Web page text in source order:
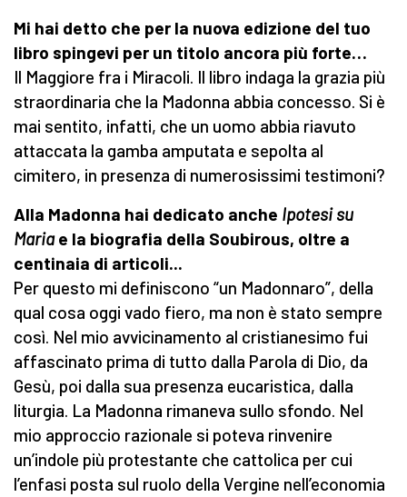
Mi hai detto che per la nuova edizione del tuo
libro spingevi per un titolo ancora più forte…
Il Maggiore fra i Miracoli. Il libro indaga la grazia più
straordinaria che la Madonna abbia concesso. Si è
mai sentito, infatti, che un uomo abbia riavuto
attaccata la gamba amputata e sepolta al
cimitero, in presenza di numerosissimi testimoni?
Alla Madonna hai dedicato anche Ipotesi su
Mariae la biografia della Soubirous, oltre a
centinaia di articoli...
Per questo mi definiscono “un Madonnaro”, della
qual cosa oggi vado fiero, ma non è stato sempre
così. Nel mio avvicinamento al cristianesimo fui
affascinato prima di tutto dalla Parola di Dio, da
Gesù, poi dalla sua presenza eucaristica, dalla
liturgia. La Madonna rimaneva sullo sfondo. Nel
mio approccio razionale si poteva rinvenire
un’indole più protestante che cattolica per cui
l’enfasi posta sul ruolo della Vergine nell’economia